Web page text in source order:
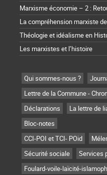
Marxisme économie – 2 :
La compréhension marxiste
Théologie et idéalisme en
Les marxistes et l’histoire
Qui sommes-nous ?
Lettre de la Commune -
Déclarations
La lettre de
Bloc-notes
CCI-POI et TCI- POid
Sécurité sociale
Services
Foulard-voile-laïcité-